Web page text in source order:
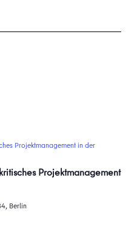
Projektmanagement
Projektmanagement in der
Berlin